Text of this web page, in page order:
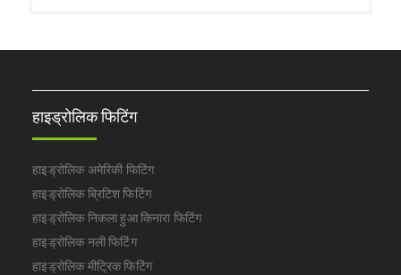
हाइड्रोलिक फिटिंग
हाइड्रोलिक अमेरिकी फिटिंग
हाइड्रोलिक ब्रिटिश फिटिंग
हाइड्रोलिक निकला हुआ किनारा फिटिंग
हाइड्रोलिक नली फिटिंग
हाइड्रोलिक मीट्रिक फिटिंग